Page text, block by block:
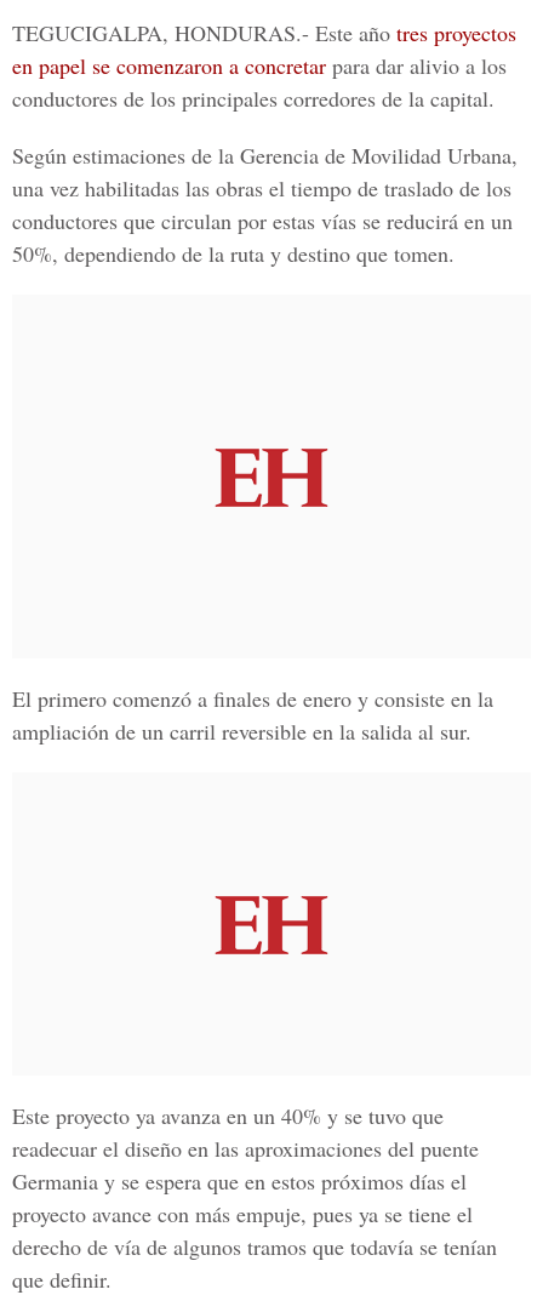
TEGUCIGALPA, HONDURAS.- Este año tres proyectos
en papel se comenzaron a concretar para dar alivio a los
conductores de los principales corredores de la capital.
Según estimaciones de la Gerencia de Movilidad Urbana,
una vez habilitadas las obras el tiempo de traslado de los
conductores que circulan por estas vías se reducirá en un
50%, dependiendo de la ruta y destino que tomen.
El primero comenzó a finales de enero y consiste en la
ampliación de un carril reversible en la salida al sur.
Este proyecto ya avanza en un 40% y se tuvo que
readecuar el diseño en las aproximaciones del puente
Germania y se espera que en estos próximos días el
proyecto avance con más empuje, pues ya se tiene el
derecho de vía de algunos tramos que todavía se tenían
que definir.